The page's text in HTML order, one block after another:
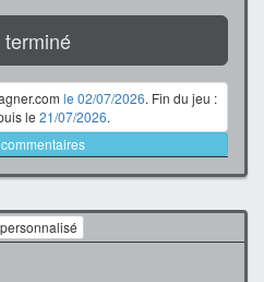
le 02/07/2026. Fin du jeu :
le 21/07/2026.